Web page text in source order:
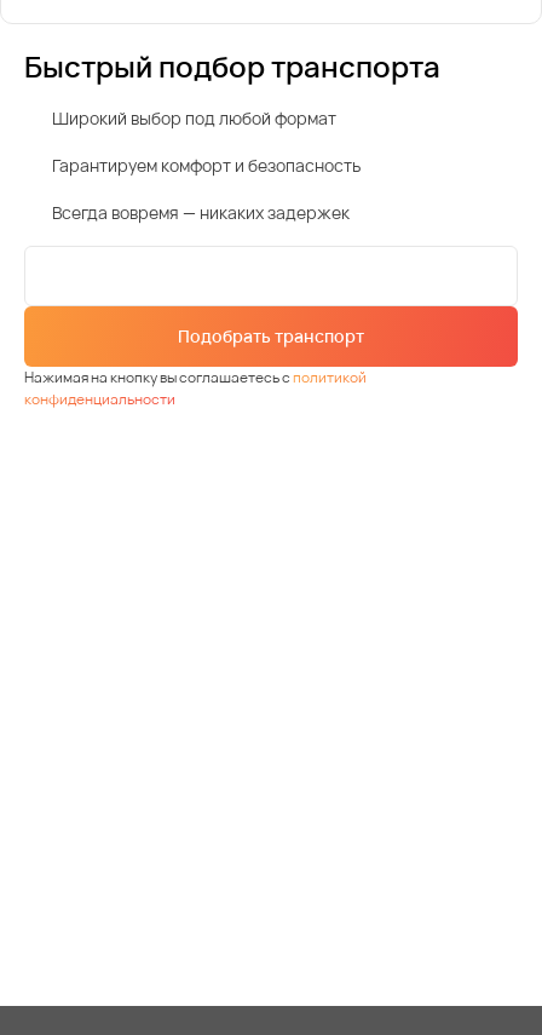
Быстрый подбор транспорта
Широкий выбор под любой формат
Гарантируем комфорт и безопасность
Всегда вовремя — никаких задержек
Подобрать транспорт
Нажимая на кнопку вы соглашаетесь сполитикой
конфиденциальности